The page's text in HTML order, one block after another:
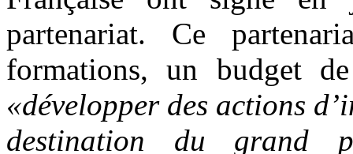
partenariat. Ce
formations, un budget
«développer des actions
destination du grand